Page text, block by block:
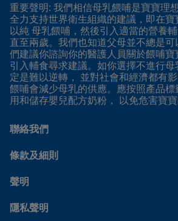
重要聲明: 我們相信母乳餵哺是寶寶理
全力支持世界衛生組織的建議，即在
以純 母乳餵哺，然後引入適當的營養
直至兩歲。我們也知道父母並不總是
們建議你諮詢你的醫護人員關於餵哺
引入輔食尋求建議。如你選擇不進行
定是難以逆轉， 並對社會和經濟都有
餵哺會減少母乳的供應。應按照產品
用和儲存嬰兒配方奶粉， 以免危害寶寶
聯絡我們
條款及細則
聲明
隱私聲明